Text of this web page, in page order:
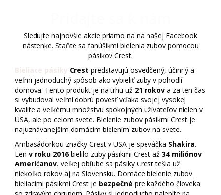
Sledujte najnovšie akcie priamo na na našej Facebook
nástenke. Staňte sa fanúšikmi bielenia zubov pomocou
pásikov Crest.
Crest predstavujú osvedčený, účinný a
veľmi jednoduchý spôsob ako vybieliť zuby v pohodlí
domova. Tento produkt je na trhu už 21 rokov a za ten čas
si vybudoval veľmi dobrú povesť vďaka svojej vysokej
kvalite a veľkému množstvu spokojných užívateľov nielen v
USA, ale po celom svete. Bielenie zubov pásikmi Crest je
najuznávanejším domácim bielením zubov na svete.
Ambasádorkou značky Crest v USA je speváčka Shakira.
Len v roku 2016bielilo zuby pásikmi Crest až 34 miliónov
Američanov. Veľkej obľube sa pásiky Crest tešia už
niekoľko rokov aj na Slovensku. Domáce bielenie zubov
bieliacimi pásikmi Crest je bezpečné pre každého človeka